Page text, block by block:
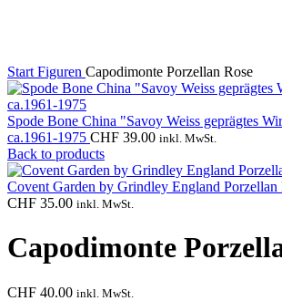
Start Figuren Capodimonte Porzellan Rose
Spode Bone China "Savoy Weiss geprägtes
ca.1961-1975 CHF 39.00 inkl. MwSt.
Back to products
Covent Garden by Grindley England Porzellan
CHF 35.00 inkl. MwSt.
Capodimonte
CHF 40.00 inkl. MwSt.